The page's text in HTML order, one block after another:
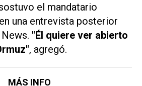
el mandatario
una entrevista posterior
. "Él quiere ver abierto
, agregó.
MÁS INFO